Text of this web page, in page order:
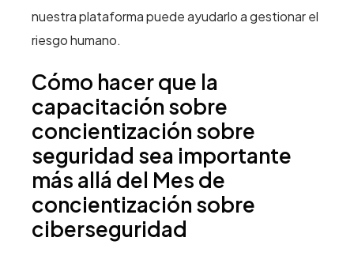
nuestra plataforma puede ayudarlo a gestionar el
riesgo humano.
Cómo hacer que la
capacitación sobre
concientización sobre
seguridad sea importante
más allá del Mes de
concientización sobre
ciberseguridad